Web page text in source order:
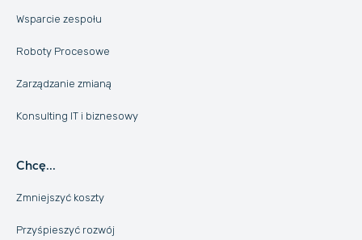
Wsparcie zespołu
Roboty Procesowe
Zarządzanie zmianą
Konsulting IT i biznesowy
Chcę...
Zmniejszyć koszty
Przyśpieszyć rozwój